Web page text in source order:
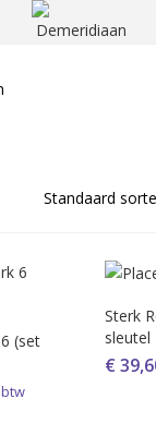
en wachtwoord
Inloggen
(set
Sterk
sleutel
€